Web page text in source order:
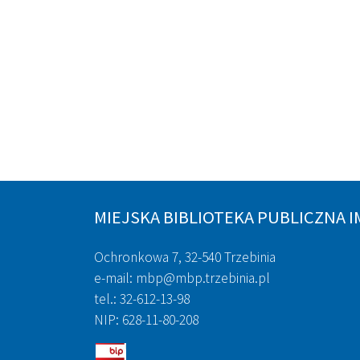
MIEJSKA BIBLIOTEKA PUBLICZNA
Ochronkowa 7, 32-540 Trzebinia
e-mail: mbp@mbp.trzebinia.pl
tel.: 32-612-13-98
NIP: 628-11-80-208